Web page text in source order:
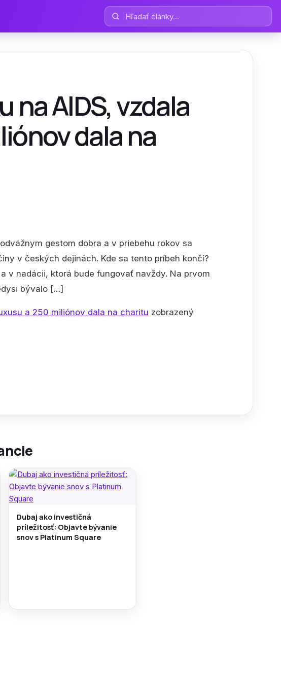
Hľadať články
na AIDS, vzdala
dala na
gestom dobra a v priebehu rokov sa
v českých dejinách. Kde sa tento príbeh končí?
v nadácii, ktorá bude fungovať navždy. Na prvom
bývalo […]
a 250 miliónov dala na charitu zobrazený
Dubaj ako investičná
príležitosť: Objavte bývanie
snov s Platinum Square